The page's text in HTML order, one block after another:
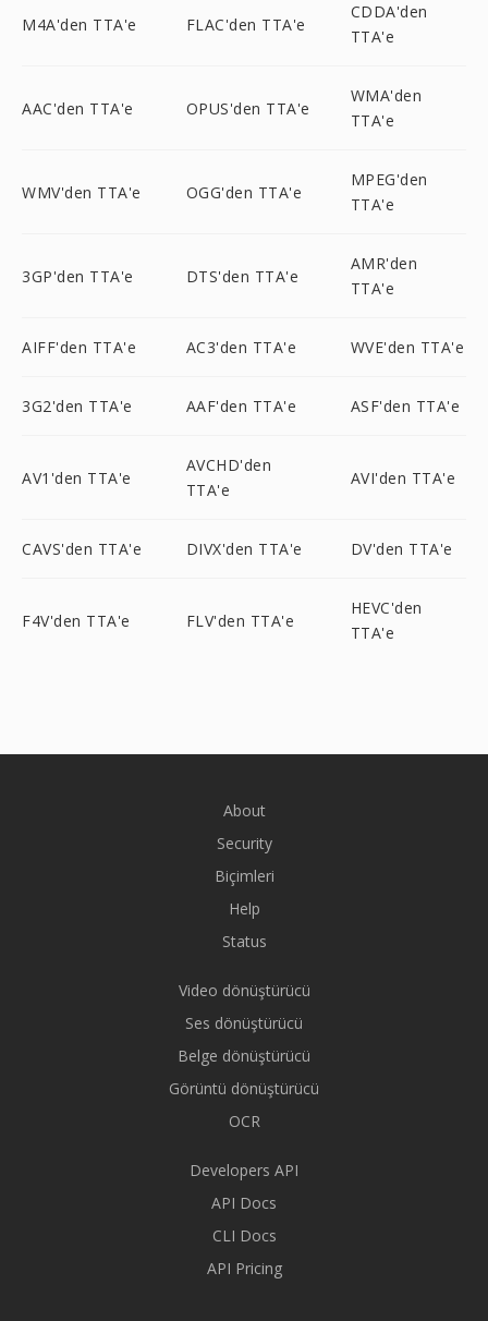
M4A'den TTA'e FLAC'den TTA'e
CDDA'den
TTA'e
AAC'den TTA'e OPUS'den TTA'e
WMA'den
TTA'e
WMV'den TTA'e OGG'den TTA'e
MPEG'den
TTA'e
3GP'den TTA'e DTS'den TTA'e
AMR'den
TTA'e
AIFF'den TTA'e AC3'den TTA'e WVE'den TTA'e
3G2'den TTA'e AAF'den TTA'e ASF'den TTA'e
AV1'den TTA'e
AVCHD'den
TTA'e
AVI'den TTA'e
CAVS'den TTA'e DIVX'den TTA'e DV'den TTA'e
F4V'den TTA'e FLV'den TTA'e
HEVC'den
TTA'e
About
Security
Biçimleri
Help
Status
Video dönüştürücü
Ses dönüştürücü
Belge dönüştürücü
Görüntü dönüştürücü
OCR
Developers API
API Docs
CLI Docs
API Pricing